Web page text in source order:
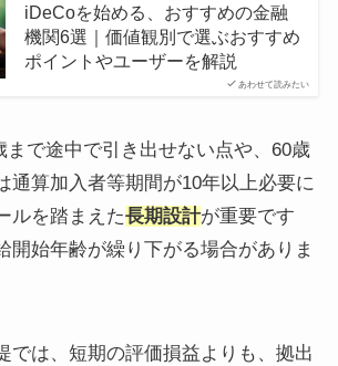
あわせて読みたい
iDeCoを始める、おすすめの金融
機関6選｜価値観別で選ぶおすすめ
ポイントやユーザーを解説
まで途中で引き出せない点や、60歳
通算加入者等期間が10年以上必要に
ルを踏まえた長期設計が重要です
開始年齢が繰り下がる場合がありま
では、短期の評価損益よりも、拠出